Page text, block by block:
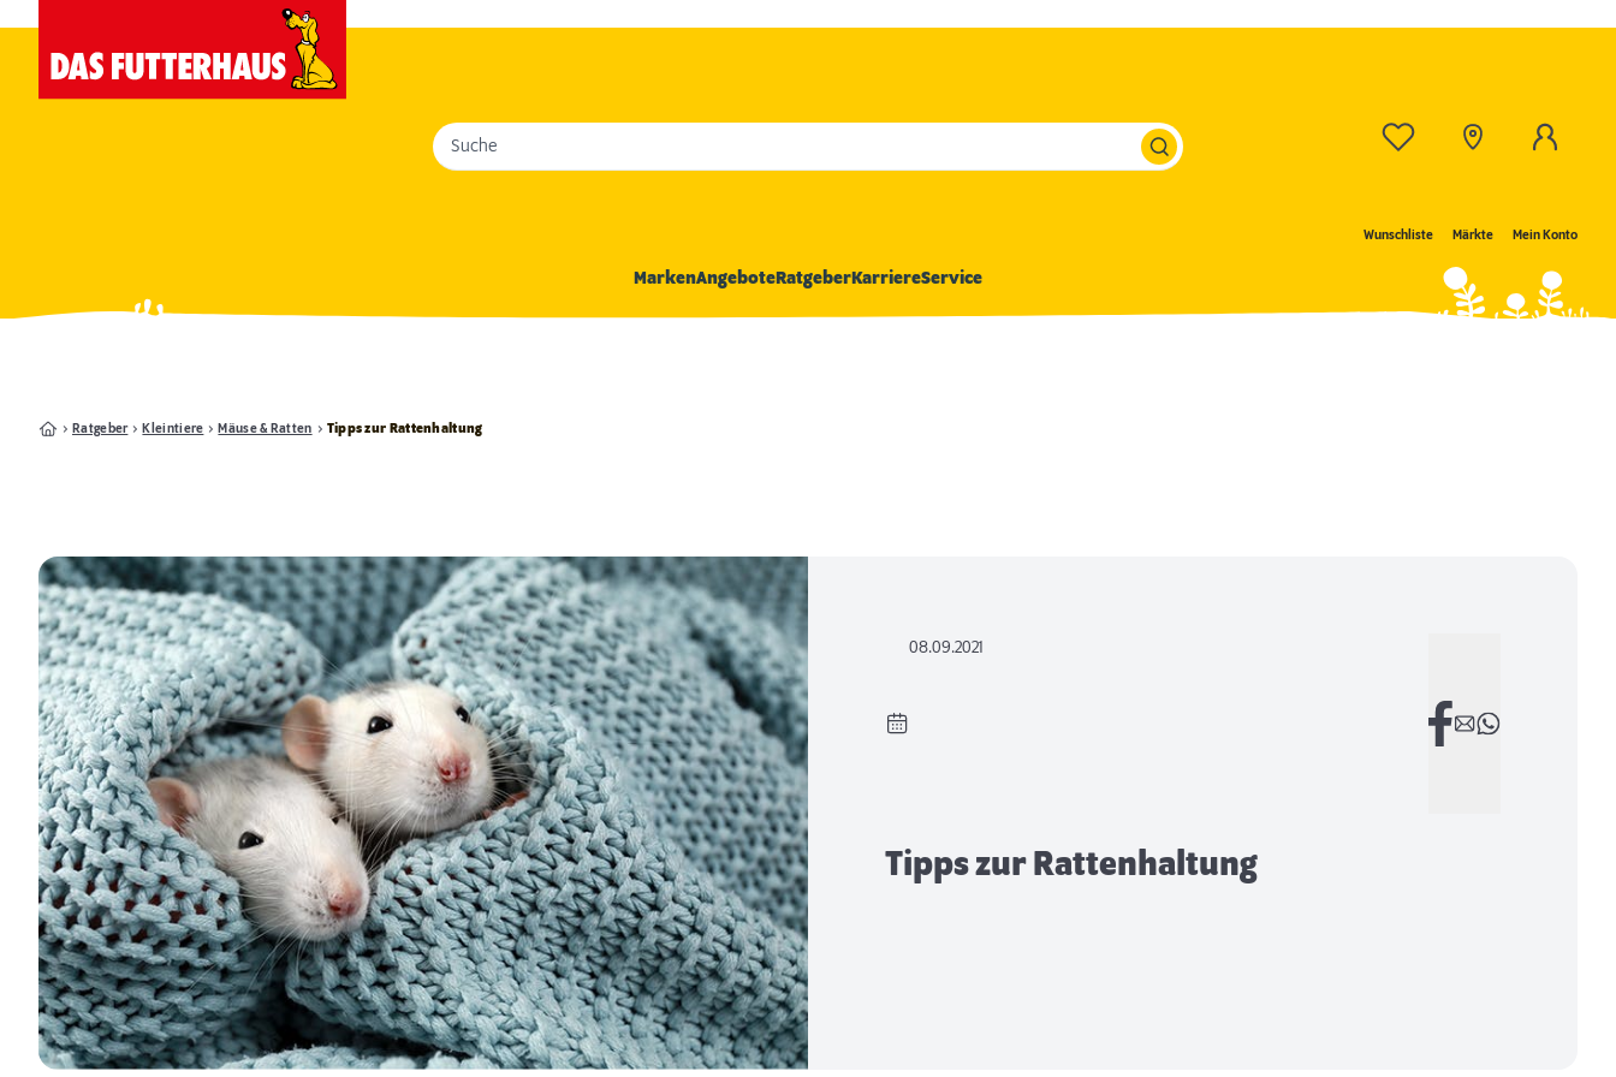
Wunschliste Märkte Mein Konto
Suche
MarkenAngeboteRatgeberKarriereService
Ratgeber Kleintiere Mäuse & Ratten Tipps zur Rattenhaltung
08.09.2021
Tipps zur Rattenhaltung